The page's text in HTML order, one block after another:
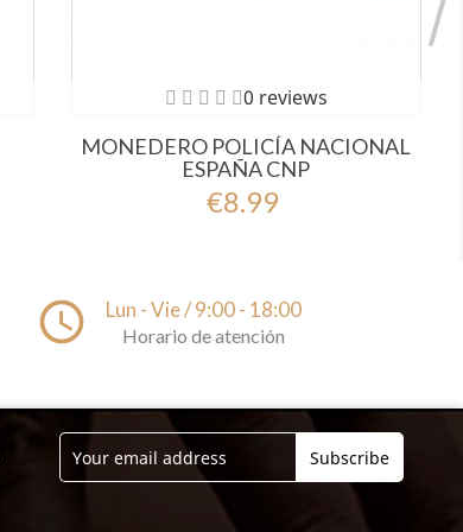
0 reviews
MONEDERO POLICÍA NACIONAL
ESPAÑA CNP
€8.99
access_time Lun - Vie / 9:00 - 18:00
Horario de atención